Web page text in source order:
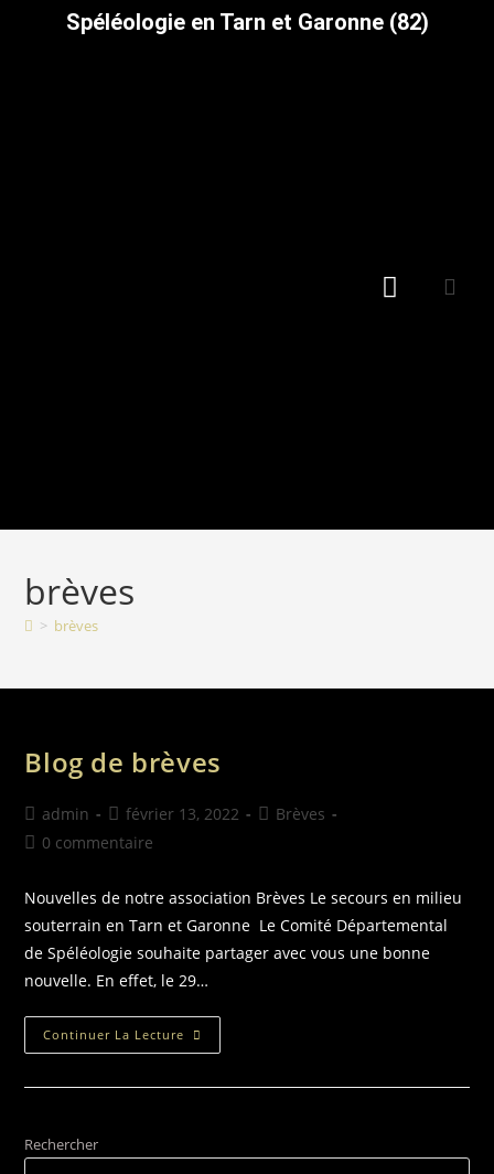
Spéléologie en Tarn et Garonne (82)
brèves
> brèves
Blog de brèves
admin février 13, 2022
Brèves
0 commentaire
Nouvelles de notre association Brèves Le secours en milieu
souterrain en Tarn et Garonne Le Comité Départemental
de Spéléologie souhaite partager avec vous une bonne
nouvelle. En effet, le 29…
Continuer La Lecture
Rechercher